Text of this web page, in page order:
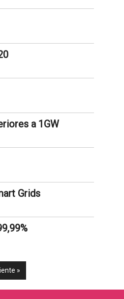
a 1GW
Grids
»